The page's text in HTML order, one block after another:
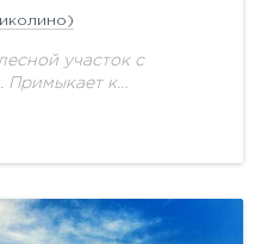
участок с
Примыкает к